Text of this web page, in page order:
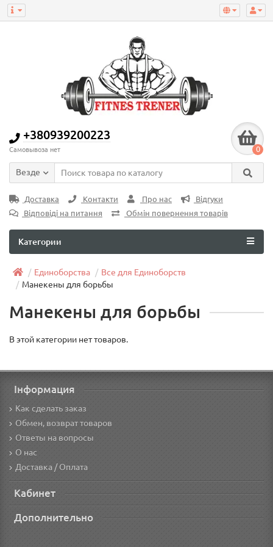
+380939200223
Самовывоза нет 0
Везде
Доставка Контакти Про нас
Відгуки
Відповіді на питання
Обмін повернення товарів
Категории
Единоборства
Все для Единоборств
Манекены для борьбы
Манекены для борьбы
В этой категории нет товаров.
Інформация
Как сделать заказ
Обмен, возврат товаров
Ответы на вопросы
О нас
Доставка / Оплата
Кабинет
Дополнительно